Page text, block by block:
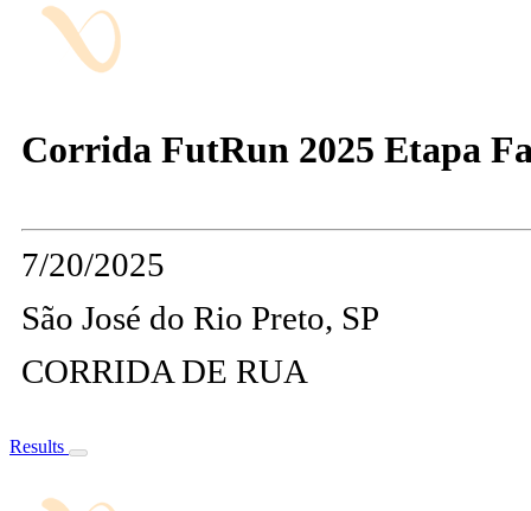
Corrida FutRun 2025 Etapa
7/20/2025
São José do Rio Preto, SP
CORRIDA DE RUA
Results